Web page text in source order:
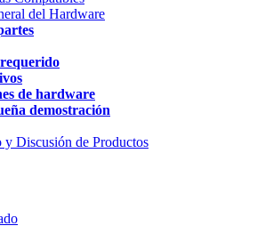
del Hardware
de hardware
demostración
y Discusión de Productos